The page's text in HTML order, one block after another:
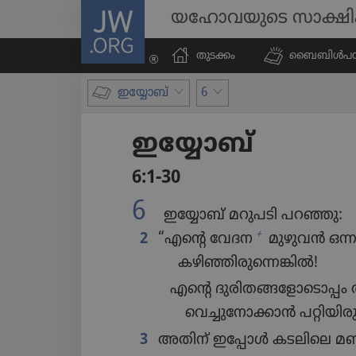
JW.ORG യഹോവയുടെ
തുടക്കം
ഇയ്യോബ്‌ 6
ഇയ്യോബ്‌
6:1-30
6
ഇയ്യോബ്‌ മറുപടി പറഞ്ഞു:
2 “എന്റെ വേദന +
മുഴുവൻ
കഴിഞ്ഞി​രു​ന്നെ​ങ്കിൽ!
എന്റെ
വെച്ചു​നോ​ക്കാൻ
3 അതിന്‌ ഇപ്പോൾ കടലിലെ